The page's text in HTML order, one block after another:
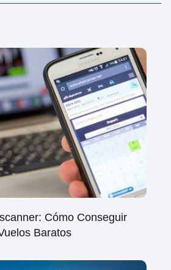
Cómo Conseguir
Baratos